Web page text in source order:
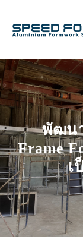
พัฒน
Frame
เ